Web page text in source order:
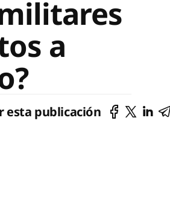
a
esta publicación